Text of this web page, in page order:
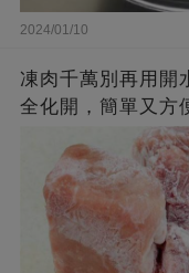
2024/01/10
凍肉千萬別再用開
全化開，簡單又方